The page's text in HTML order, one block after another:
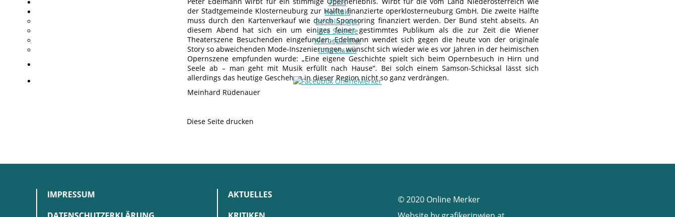
Fotos
Kontakt
Bestellungen
Ihre Spende
Werbepartner
Impressum
der Stadtgemeinde Klosterneuburg zur Hälfte finanzierte operklosterneuburg GmbH. Die zweite Hälfte
muss durch den Kartenverkauf wie durch Sponsoring finanziert werden. Der Bund steht abseits. An
diesem Abend hat sich ein um einiges feiner gestimmtes Publikum als die zur Zeit die Wiener
Theaterszene Besuchenden eingefunden. Edelmann wendet sich gegen die heute von der originale
Story so abweichenden Mode-Inszenierungen, wünscht sich wieder wie es vor Jahren in der heimischen
Opernszene empfunden wurde: „Eine eigene Geschichte spielt sich beim Opernbesuch in Hirn und
Seele ab – man geht mit Musik erfüllt nach Hause“. Bei solch einem Samson-Schicksal lässt sich
allerdings das heutige Geschehen in dieser Region nicht so ganz verdrängen.
Meinhard Rüdenauer
Diese Seite drucken
IMPRESSUM
AKTUELLES
© 2020 Online Merker